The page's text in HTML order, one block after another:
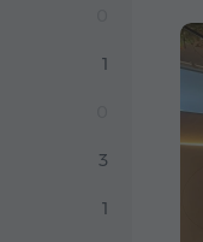
1
3
1